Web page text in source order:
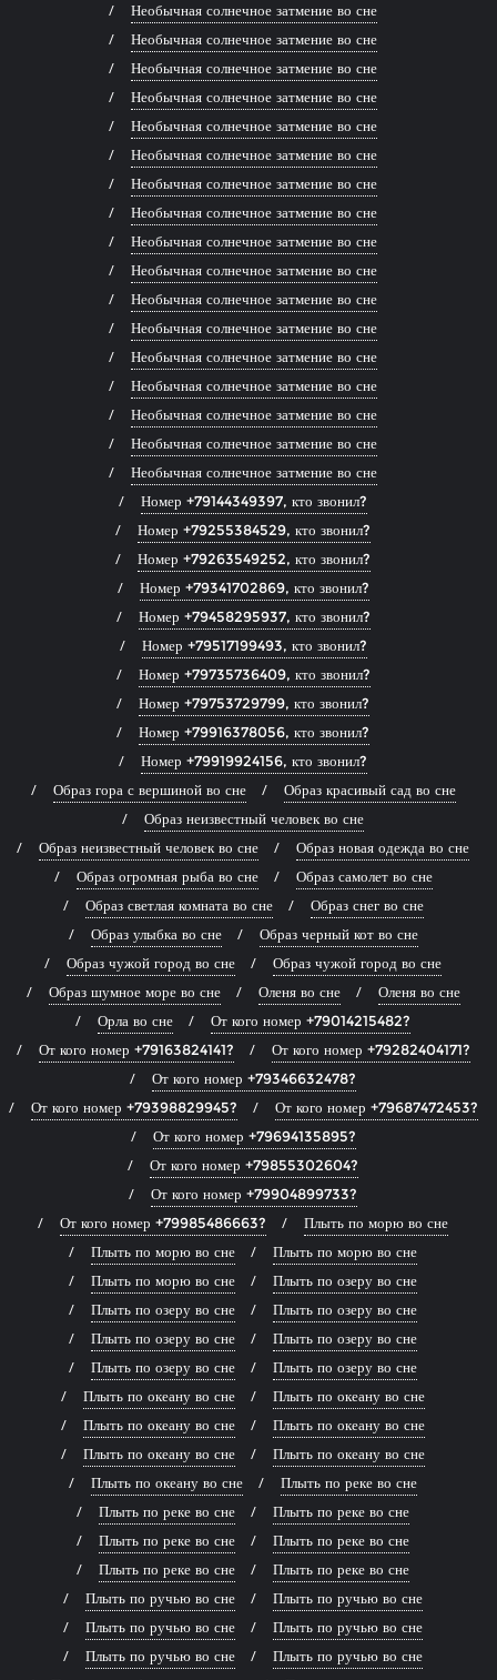
Необычная солнечное затмение во сне
Необычная солнечное затмение во сне
Необычная солнечное затмение во сне
Необычная солнечное затмение во сне
Необычная солнечное затмение во сне
Необычная солнечное затмение во сне
Необычная солнечное затмение во сне
Необычная солнечное затмение во сне
Необычная солнечное затмение во сне
Необычная солнечное затмение во сне
Необычная солнечное затмение во сне
Необычная солнечное затмение во сне
Необычная солнечное затмение во сне
Необычная солнечное затмение во сне
Необычная солнечное затмение во сне
Необычная солнечное затмение во сне
Необычная солнечное затмение во сне
Номер +79144349397, кто звонил?
Номер +79255384529, кто звонил?
Номер +79263549252, кто звонил?
Номер +79341702869, кто звонил?
Номер +79458295937, кто звонил?
Номер +79517199493, кто звонил?
Номер +79735736409, кто звонил?
Номер +79753729799, кто звонил?
Номер +79916378056, кто звонил?
Номер +79919924156, кто звонил?
Образ гора с вершиной во сне
Образ красивый сад во сне
Образ неизвестный человек во сне
Образ неизвестный человек во сне
Образ новая одежда во сне
Образ огромная рыба во сне
Образ самолет во сне
Образ светлая комната во сне
Образ снег во сне
Образ улыбка во сне
Образ черный кот во сне
Образ чужой город во сне
Образ чужой город во сне
Образ шумное море во сне
Оленя во сне
Оленя во сне
Орла во сне
От кого номер +79014215482?
От кого номер +79163824141?
От кого номер +79282404171?
От кого номер +79346632478?
От кого номер +79398829945?
От кого номер +79687472453?
От кого номер +79694135895?
От кого номер +79855302604?
От кого номер +79904899733?
От кого номер +79985486663?
Плыть по морю во сне
Плыть по морю во сне
Плыть по морю во сне
Плыть по морю во сне
Плыть по озеру во сне
Плыть по озеру во сне
Плыть по озеру во сне
Плыть по озеру во сне
Плыть по озеру во сне
Плыть по озеру во сне
Плыть по озеру во сне
Плыть по океану во сне
Плыть по океану во сне
Плыть по океану во сне
Плыть по океану во сне
Плыть по океану во сне
Плыть по океану во сне
Плыть по океану во сне
Плыть по реке во сне
Плыть по реке во сне
Плыть по реке во сне
Плыть по реке во сне
Плыть по реке во сне
Плыть по реке во сне
Плыть по реке во сне
Плыть по ручью во сне
Плыть по ручью во сне
Плыть по ручью во сне
Плыть по ручью во сне
Плыть по ручью во сне
Плыть по ручью во сне